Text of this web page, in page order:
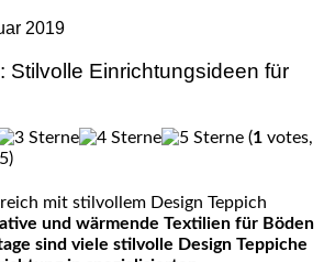
2019
Stilvolle Einrichtungsideen für
(1 votes,
und wärmende Textilien für Böden
sind viele stilvolle Design Teppiche